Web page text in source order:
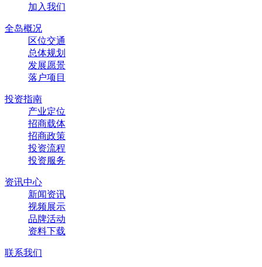
加入我们
全岛概况
区位交通
总体规划
发展愿景
落户项目
投资指南
产业定位
招商载体
招商政策
投资流程
投资服务
资讯中心
新闻资讯
视频展示
品牌活动
资料下载
联系我们